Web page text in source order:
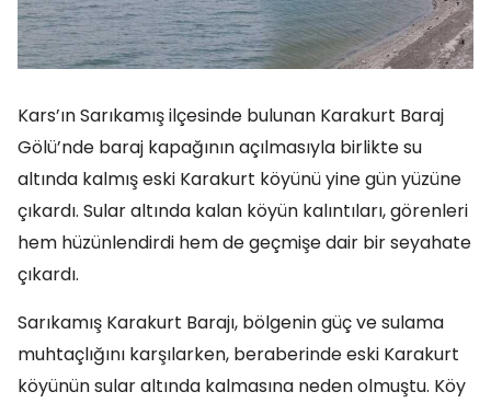
Kars’ın Sarıkamış ilçesinde bulunan Karakurt Baraj
Gölü’nde baraj kapağının açılmasıyla birlikte su
altında kalmış eski Karakurt köyünü yine gün yüzüne
çıkardı. Sular altında kalan köyün kalıntıları, görenleri
hem hüzünlendirdi hem de geçmişe dair bir seyahate
çıkardı.
Sarıkamış Karakurt Barajı, bölgenin güç ve sulama
muhtaçlığını karşılarken, beraberinde eski Karakurt
köyünün sular altında kalmasına neden olmuştu. Köy